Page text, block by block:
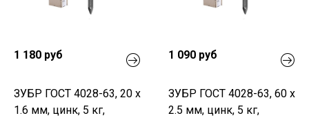
1 180 руб
ЗУБР ГОСТ 4028-63, 20 x
1.6 мм, цинк, 5 кг,
1 090 руб
ЗУБР ГОСТ 4028-63, 60 x
2.5 мм, цинк, 5 кг,